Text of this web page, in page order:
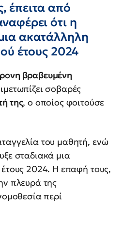
έπειτα από
ότι η
ακατάλληλη
έτους 2024
βραβευμένη
σοβαρές
της, ο οποίος φοιτούσε
του μαθητή, ενώ
σταδιακά μια
2024. Η επαφή τους,
πλευρά της
περί